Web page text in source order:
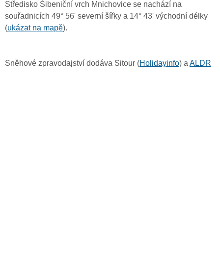
Středisko Šibeniční vrch Mnichovice se nachází na
souřadnicích 49° 56' severní šířky a 14° 43' východní délky
(ukázat na mapě).
Sněhové zpravodajství dodáva Sitour (Holidayinfo) aALDR